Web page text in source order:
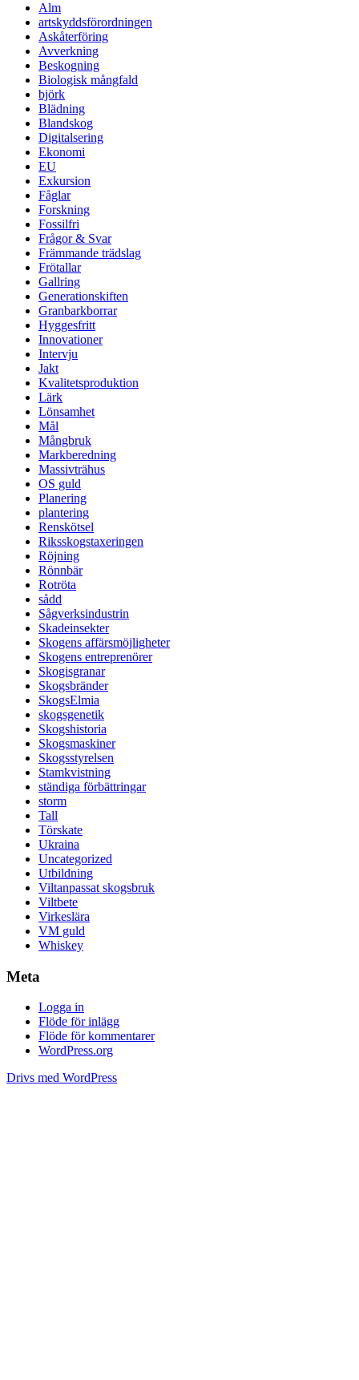
Alm
artskyddsförordningen
Askåterföring
Avverkning
Beskogning
Biologisk mångfald
björk
Blädning
Blandskog
Digitalsering
Ekonomi
EU
Exkursion
Fåglar
Forskning
Fossilfri
Frågor & Svar
Främmande trädslag
Frötallar
Gallring
Generationskiften
Granbarkborrar
Hyggesfritt
Innovationer
Intervju
Jakt
Kvalitetsproduktion
Lärk
Lönsamhet
Mål
Mångbruk
Markberedning
Massivträhus
OS guld
Planering
plantering
Renskötsel
Riksskogstaxeringen
Röjning
Rönnbär
Rotröta
sådd
Sågverksindustrin
Skadeinsekter
Skogens affärsmöjligheter
Skogens entreprenörer
Skogisgranar
Skogsbränder
SkogsElmia
skogsgenetik
Skogshistoria
Skogsmaskiner
Skogsstyrelsen
Stamkvistning
ständiga förbättringar
storm
Tall
Törskate
Ukraina
Uncategorized
Utbildning
Viltanpassat skogsbruk
Viltbete
Virkeslära
VM guld
Whiskey
Meta
Logga in
Flöde för inlägg
Flöde för kommentarer
WordPress.org
Drivs med WordPress